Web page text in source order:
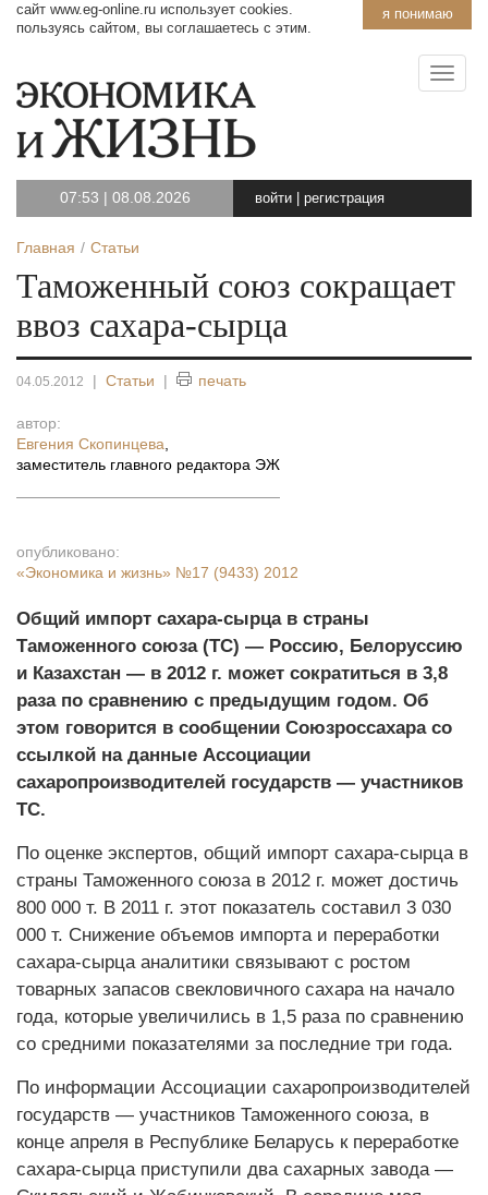
я понимаю
сайт www.eg-online.ru использует cookies.
пользуясь сайтом, вы соглашаетесь с этим.
07:53 | 08.08.2026 войти регистрация
Главная Статьи
Таможенный союз сокращает
ввоз сахара-сырца
04.05.2012 | Статьи | печать
автор:
Евгения Скопинцева
заместитель главного редактора ЭЖ
опубликовано:
«Экономика и жизнь» №17 (9433) 2012
Общий импорт сахара-сырца в страны
Таможенного союза (ТС) — Россию, Белоруссию
и Казахстан — в 2012 г. может сократиться в 3,8
раза по сравнению с предыдущим годом. Об
этом говорится в сообщении Союзроссахара со
ссылкой на данные Ассоциации
сахаропроизводителей государств — участников
ТС.
По оценке экспертов, общий импорт сахара-сырца в
страны Таможенного союза в 2012 г. может достичь
800 000 т. В 2011 г. этот показатель составил 3 030
000 т. Снижение объемов импорта и переработки
сахара-сырца аналитики связывают с ростом
товарных запасов свекловичного сахара на начало
года, которые увеличились в 1,5 раза по сравнению
со средними показателями за последние три года.
По информации Ассоциации сахаропроизводителей
государств — участников Таможенного союза, в
конце апреля в Республике Беларусь к переработке
сахара-сырца приступили два сахарных завода —